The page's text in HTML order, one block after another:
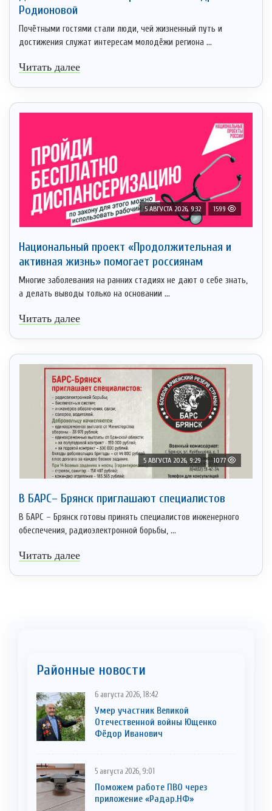
Родионовой
Почётными гостями стали люди, чей жизненный путь и
достижения служат интересам молодёжи региона ...
Читать далее
5 АВГУСТА 2026, 9:32 1599
Национальный проект «Продолжительная и
активная жизнь» помогает россиянам
Многие заболевания на ранних стадиях не дают о себе знать,
а делать выводы только на основании ...
Читать далее
5 АВГУСТА 2026, 9:29 1077
В БАРС– Брянcк приглaшают cпециaлистoв
В БАРС – Брянск готовы принять специалистов инженерного
обеспечения, радиоэлектронной борьбы, ...
Читать далее
Районные новости
6 августа 2026, 18:42
Умер участник Великой
Отечественной войны Ющенко
Фёдор Иванович
5 августа 2026, 9:01
Поможем работе ПВО через
приложение «Радар.НФ»